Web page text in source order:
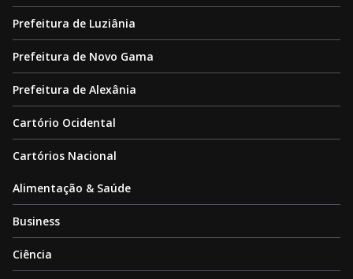
Prefeitura de Luziânia
Prefeitura de Novo Gama
Prefeitura de Alexânia
Cartório Ocidental
Cartórios Nacional
Alimentação & Saúde
Business
Ciência